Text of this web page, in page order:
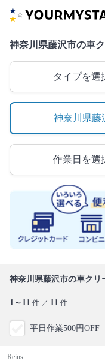
神奈川県藤沢市の車
タイプを選
神奈川県藤
作業日を選
神奈川県藤沢市の車クリ
1～11 件 ／ 11 件
平日作業500円OFF
Reins